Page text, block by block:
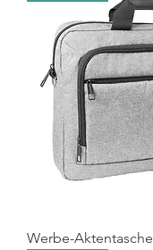
Werbe-Aktentasche